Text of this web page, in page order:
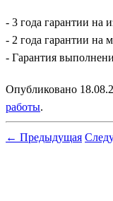
- 3 года гарантии на
- 2 года гарантии на
- Гарантия
Опубликовано
работы.
← Предыдущая